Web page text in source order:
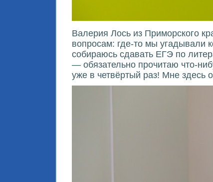
Валерия Лось из Приморского
вопросам: где-то мы угадывали
собираюсь сдавать ЕГЭ по
— обязательно прочитаю что-
уже в четвёртый раз! Мне здесь